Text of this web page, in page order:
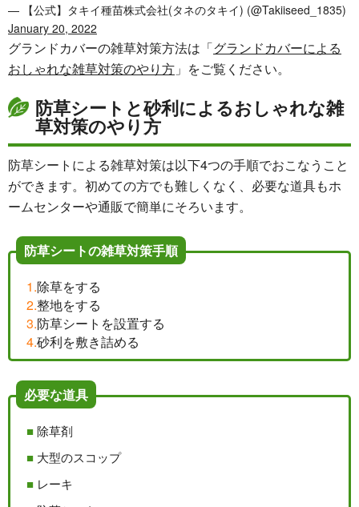
— 【公式】タキイ種苗株式会社(タネのタキイ) (@Takiiseed_1835)
January 20, 2022
グランドカバーの雑草対策方法は「グランドカバーによる
おしゃれな雑草対策のやり方 」をご覧ください。
防草シートと砂利によるおしゃれな雑
草対策のやり方
防草シートによる雑草対策は以下4つの手順でおこなうこと
ができます。初めての方でも難しくなく、必要な道具もホ
ームセンターや通販で簡単にそろいます。
防草シートの雑草対策手順
除草をする
整地をする
防草シートを設置する
砂利を敷き詰める
必要な道具
除草剤
大型のスコップ
レーキ